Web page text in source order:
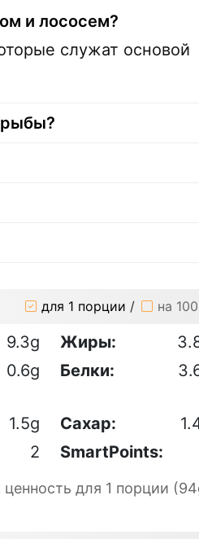
и лососем?
служат основой
рыбы?
для 1 порции / на
9.3g Жиры:
0.6g Белки:
1.5g Сахар:
2 SmartPoints:
для 1 порции